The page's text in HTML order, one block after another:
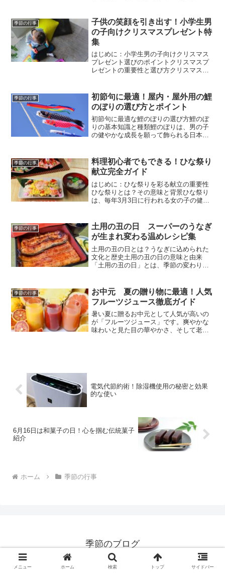
日は、運動を通じて体を動かすきっかけ
を作り、普段スポーツを...
季節の行事
子供の笑顔を引き出す！小学生男
の子向けクリスマスプレゼント特
集
はじめに：小学生男の子向けクリスマス
プレゼント選びのポイントクリスマスプ
レゼントの重要性と選び方クリスマスプ
小学生の男の子にとっては、欲しかった
おもちゃやゲームをもらえ...
季節の行事
初節句に最適！屋内・屋外用の鯉
のぼりの選び方とポイント
初節句に最適な鯉のぼりの選び方鯉のぼ
りの基本知識と種類鯉のぼりは、男の子
の健やかな成長を願って飾られる日本の
や子どもの出世を象徴するものとして長
く親しまれてきました。近...
季節の行事
料理初心者でもできる！ひな祭り
献立完全ガイド
はじめに：ひな祭りを彩る献立の重要性
ひな祭りとは？その意味と背景ひな祭り
は、毎年3月3日に行われる女の子の健や
し、紙の人形に厄を移して流す「流し
雛」が起源とされています。...
季節の行事
土用の丑の日 スーパーのうなぎ
が生まれ変わる温めレシピ集
土用の丑の日とは？うなぎに込められた
文化と歴史土用の丑の日の意味と由来
「土用の丑の日」とは、季節の変わり目
には、古くからうなぎを食べる風習が根
付いています。この習慣が広...
季節の行事
お中元 夏の贈り物に最適！人気
フルーツジュース徹底ガイド
暑い夏に贈るお中元として人気が高いの
が「フルーツジュース」です。爽やかな
味わいと見た目の華やかさ、そして老若
電気代節約術！除湿機使用の秘密と効果
的な使い
6月16日は和菓子の日！心を掴む伝統菓子
紹介
ホーム 季節の行事
季節のブログ
© 2025 季節のブログ.
メニュー ホーム 検索 トップ サイドバー